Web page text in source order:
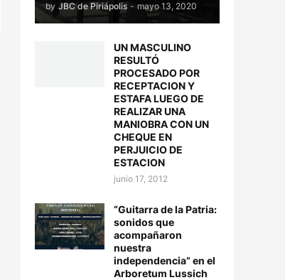
by JBC de Piriápolis - mayo 13, 2020
UN MASCULINO
RESULTÓ
PROCESADO POR
RECEPTACION Y
ESTAFA LUEGO DE
REALIZAR UNA
MANIOBRA CON UN
CHEQUE EN
PERJUICIO DE
ESTACION
junio 17, 2012
“Guitarra de la Patria:
sonidos que
acompañaron
nuestra
independencia” en el
Arboretum Lussich